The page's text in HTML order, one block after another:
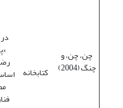
چن، چن، و
چنگ (2004) کتابخانه